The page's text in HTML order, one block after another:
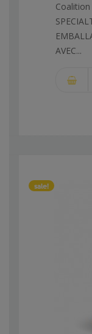
Coalition
AVEC...
sale!